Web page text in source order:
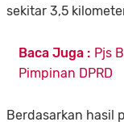
sekitar 3,5
Baca Juga : Pjs
Pimpinan DPRD
Berdasarkan hasil